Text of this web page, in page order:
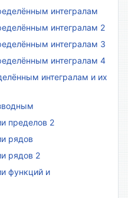
интегралам
интегралам 2
интегралам 3
интегралам 4
интегралам и их
пределов 2
рядов
рядов 2
функций и